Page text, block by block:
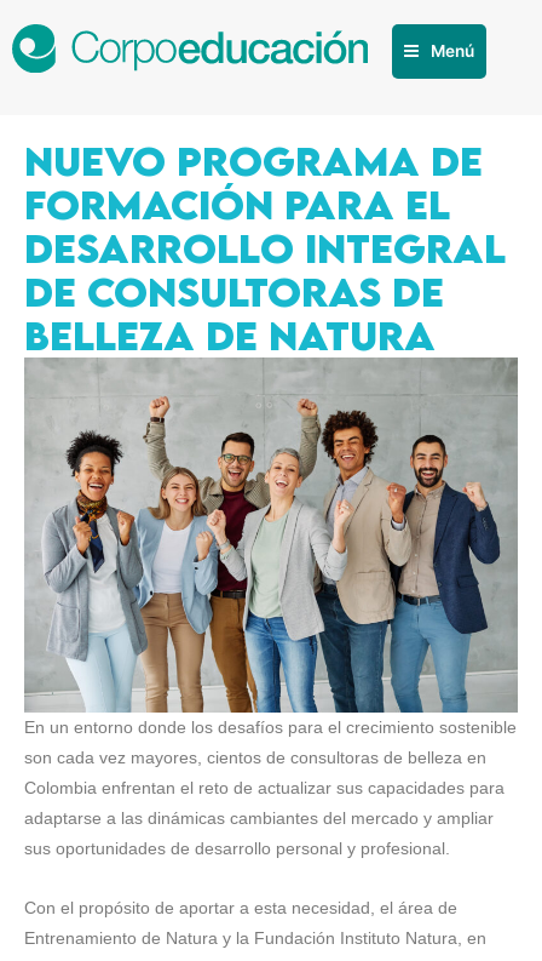
Menú
NUEVO PROGRAMA DE
FORMACIÓN PARA EL
DESARROLLO INTEGRAL
DE CONSULTORAS DE
BELLEZA DE NATURA
En un entorno donde los desafíos para el crecimiento sostenible
son cada vez mayores, cientos de consultoras de belleza en
Colombia enfrentan el reto de actualizar sus capacidades para
adaptarse a las dinámicas cambiantes del mercado y ampliar
sus oportunidades de desarrollo personal y profesional.
Con el propósito de aportar a esta necesidad, el área de
Entrenamiento de Natura y la Fundación Instituto Natura, en